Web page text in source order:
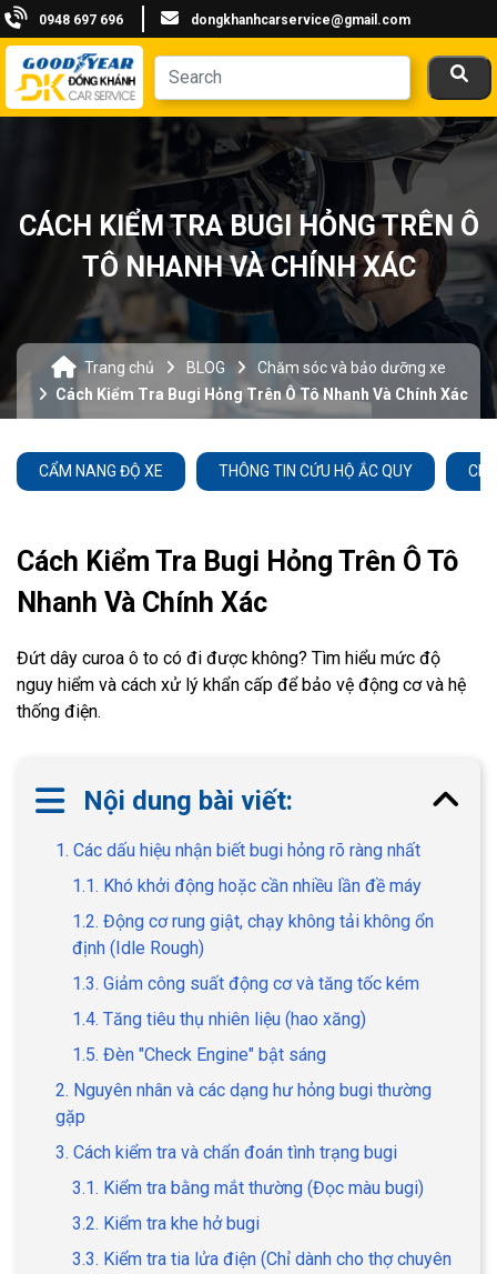
0948 697 696 dongkhanhcarservice@gmail.com
CÁCH KIỂM TRA BUGI HỎNG TRÊN Ô
TÔ NHANH VÀ CHÍNH XÁC
Trang chủ BLOG
Chăm sóc và bảo dưỡng xe
Cách Kiểm Tra Bugi Hỏng Trên Ô Tô Nhanh Và Chính Xác
CẨM NANG ĐỘ XE THÔNG TIN CỨU HỘ ẮC QUY
Cách Kiểm Tra Bugi Hỏng Trên Ô Tô
Nhanh Và Chính Xác
Đứt dây curoa ô to có đi được không? Tìm hiểu mức độ
nguy hiểm và cách xử lý khẩn cấp để bảo vệ động cơ và hệ
thống điện.
Nội dung bài viết:
1. Các dấu hiệu nhận biết bugi hỏng rõ ràng nhất
1.1. Khó khởi động hoặc cần nhiều lần đề máy
1.2. Động cơ rung giật, chạy không tải không ổn
định (Idle Rough)
1.3. Giảm công suất động cơ và tăng tốc kém
1.4. Tăng tiêu thụ nhiên liệu (hao xăng)
1.5. Đèn "Check Engine" bật sáng
2. Nguyên nhân và các dạng hư hỏng bugi thường
gặp
3. Cách kiểm tra và chẩn đoán tình trạng bugi
3.1. Kiểm tra bằng mắt thường (Đọc màu bugi)
3.2. Kiểm tra khe hở bugi
3.3. Kiểm tra tia lửa điện (Chỉ dành cho thợ chuyên